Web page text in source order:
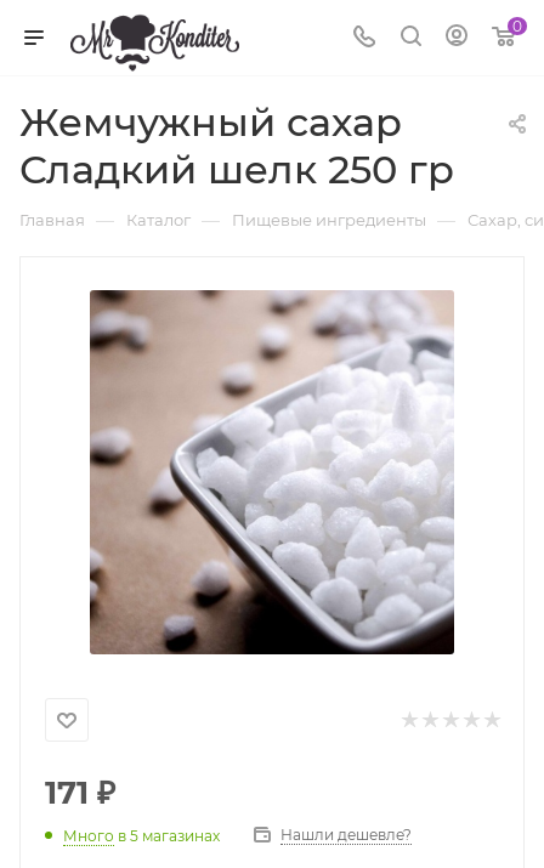
0
Жемчужный сахар
Сладкий шелк 250 гр
Главная — Каталог — Пищевые ингредиенты — Сахар,
171 ₽
Много в 5 магазинах Нашли дешевле?